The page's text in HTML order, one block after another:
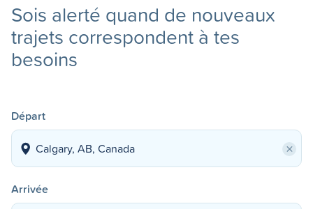
Sois alerté quand de nouveaux
trajets correspondent à tes
besoins
Départ
×
Arrivée